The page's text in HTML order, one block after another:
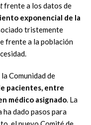
frente a los datos de
exponencial de la
tristemente
frente a la población
Comunidad de
pacientes, entre
médico asignado. La
ha dado pasos para